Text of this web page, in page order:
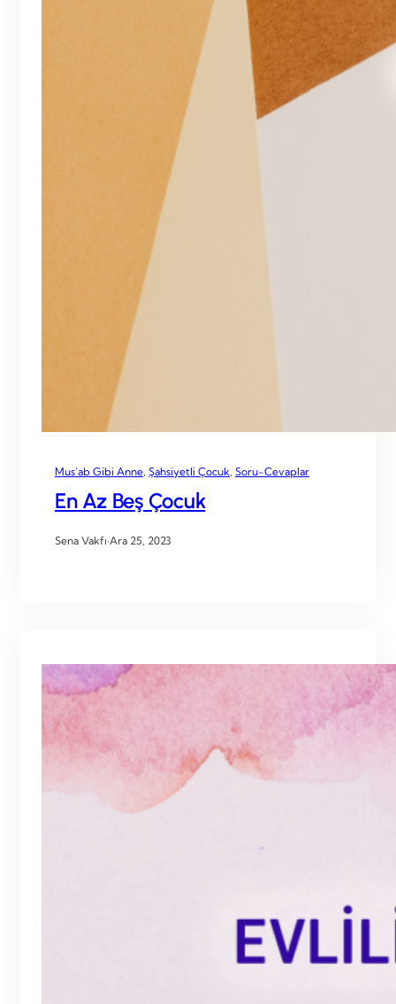
Mus’ab Gibi Anne Şahsiyetli Çocuk Soru-Cevaplar
En Az Beş Çocuk
Sena Vakfı·Ara 25, 2023